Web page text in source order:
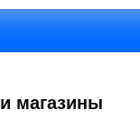
магазины